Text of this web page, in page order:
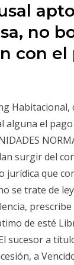
no
con el
Habitacional,
alguna el
surgir del
que
se trate de
prescribe
de esté
sucesor a
a